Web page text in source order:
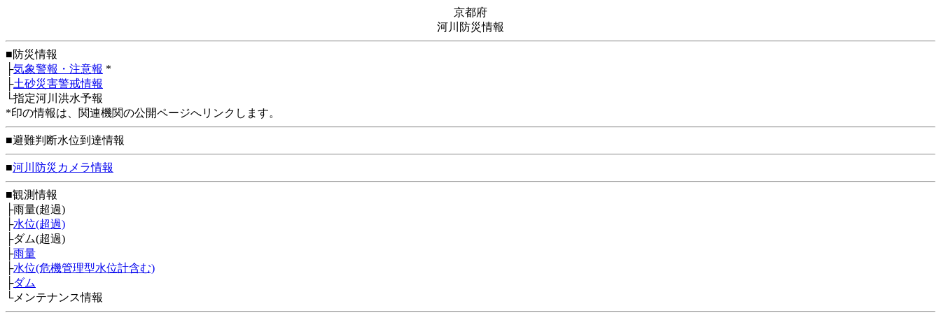
京都府
河川防災情報
■防災情報
├気象警報・注意報 *
├土砂災害警戒情報
└指定河川洪水予報
*印の情報は、関連機関の公開ページへリンクします。
■避難判断水位到達情報
■河川防災カメラ情報
■観測情報
├雨量(超過)
├水位(超過)
├ダム(超過)
├雨量
├水位(危機管理型水位計含む)
├ダム
└メンテナンス情報